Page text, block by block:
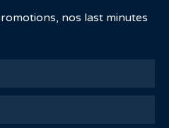
nos last minutes